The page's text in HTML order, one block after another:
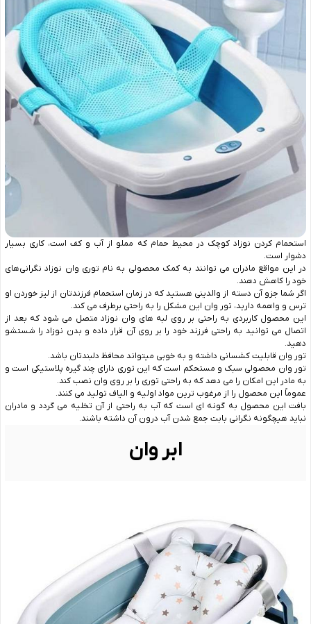
استحمام کردن نوزاد کوچک در محیط حمام که مملو از آب و کف است، کاری بسیار
دشوار است.
در این مواقع مادران می ‌توانند به کمک محصولی به نام توری وان نوزاد نگرانی‌های
خود را کاهش دهند.
اگر شما جزو آن دسته از والدینی هستید که در زمان استحمام فرزندتان از لیز خوردن او
ترس و واهمه دارید، تور وان این مشکل را به راحتی برطرف می کند.
این محصول کاربردی به راحتی بر روی لبه های وان نوزاد متصل می شود که بعد از
اتصال می توانید به راحتی فرزند خود را بر روی آن قرار داده و بدن نوزاد را شستشو
دهید.
تور وان قابلیت کشسانی داشته و به خوبی میتواند محافظ دلبندتان باشد.
تور وان محصولی سبک و مستحکم است که این توری دارای چند گیره پلاستیکی است و
به مادر این امکان را می ‌دهد که به‌ راحتی توری را بر روی وان نصب کند.
عموماً این محصول را از مرغوب‌ ترین مواد اولیه و الیاف تولید می ‌کنند.
بافت این محصول به گونه ‌ای است که آب به‌ راحتی از آن تخلیه می‌ گردد و مادران
نباید هیچگونه نگرانی بابت جمع شدن آب درون آن داشته باشند.
ابر وان